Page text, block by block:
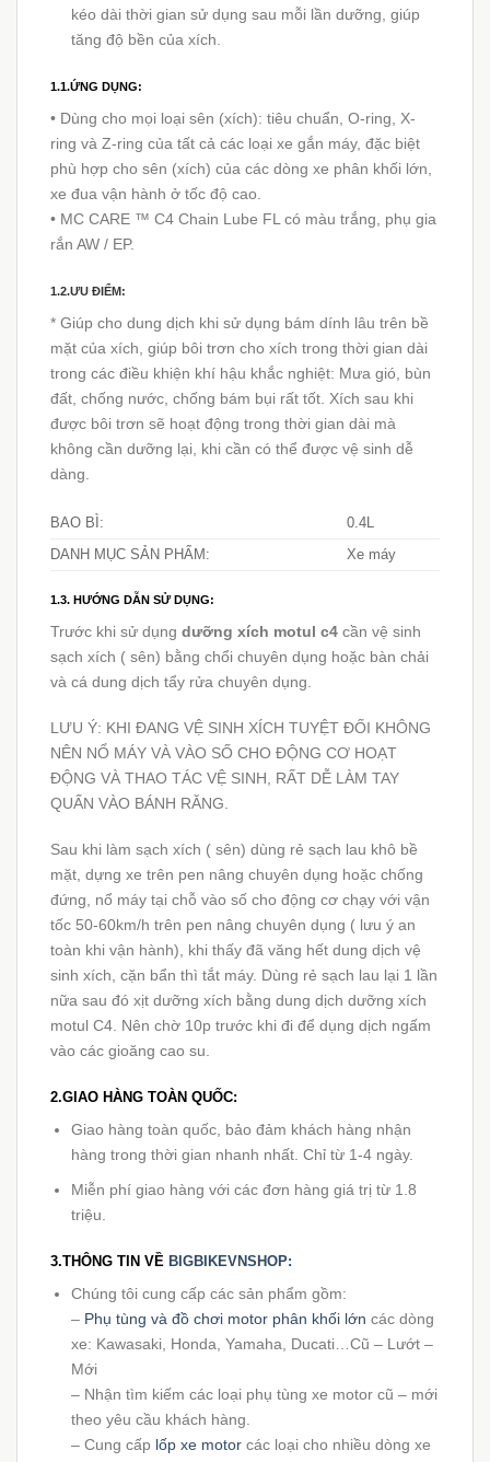
kéo dài thời gian sử dụng sau mỗi lần dưỡng, giúp
tăng độ bền của xích.
1.1.ỨNG DỤNG:
• Dùng cho mọi loại sên (xích): tiêu chuẩn, O-ring, X-
ring và Z-ring của tất cả các loại xe gắn máy, đặc biệt
phù hợp cho sên (xích) của các dòng xe phân khối lớn,
xe đua vận hành ở tốc độ cao.
• MC CARE ™ C4 Chain Lube FL có màu trắng, phụ gia
rắn AW / EP.
1.2.ƯU ĐIỂM:
* Giúp cho dung dịch khi sử dụng bám dính lâu trên bề
mặt của xích, giúp bôi trơn cho xích trong thời gian dài
trong các điều khiện khí hậu khắc nghiệt: Mưa gió, bùn
đất, chống nước, chống bám bụi rất tốt. Xích sau khi
được bôi trơn sẽ hoạt động trong thời gian dài mà
không cần dưỡng lại, khi cần có thể được vệ sinh dễ
dàng.
BAO BÌ:
0.4L
DANH MỤC SẢN PHẨM:
Xe máy
1.3. HƯỚNG DẪN SỬ DỤNG:
Trước khi sử dụng dưỡng xích motul c4 cần vệ sinh
sạch xích ( sên) bằng chổi chuyên dụng hoặc bàn chải
và cá dung dịch tẩy rửa chuyên dụng.
LƯU Ý: KHI ĐANG VỆ SINH XÍCH TUYỆT ĐỐI KHÔNG
NÊN NỔ MÁY VÀ VÀO SỐ CHO ĐỘNG CƠ HOẠT
ĐỘNG VÀ THAO TÁC VỆ SINH, RẤT DỄ LÀM TAY
QUẤN VÀO BÁNH RĂNG.
Sau khi làm sạch xích ( sên) dùng rẻ sạch lau khô bề
mặt, dựng xe trên pen nâng chuyên dụng hoặc chống
đứng, nổ máy tại chỗ vào số cho động cơ chạy với vận
tốc 50-60km/h trên pen nâng chuyên dụng ( lưu ý an
toàn khi vận hành), khi thấy đã văng hết dung dịch vệ
sinh xích, cặn bẩn thì tắt máy. Dùng rẻ sạch lau lại 1 lần
nữa sau đó xịt dưỡng xích bằng dung dịch dưỡng xích
motul C4. Nên chờ 10p trước khi đi để dụng dịch ngấm
vào các gioăng cao su.
2.GIAO HÀNG TOÀN QUỐC:
Giao hàng toàn quốc, bảo đảm khách hàng nhận
hàng trong thời gian nhanh nhất. Chỉ từ 1-4 ngày.
Miễn phí giao hàng với các đơn hàng giá trị từ 1.8
triệu.
3.THÔNG TIN VỀ BIGBIKEVNSHOP:
Chúng tôi cung cấp các sản phẩm gồm:
– Phụ tùng và đồ chơi motor phân khối lớn các dòng
xe: Kawasaki, Honda, Yamaha, Ducati…Cũ – Lướt –
Mới
– Nhận tìm kiếm các loại phụ tùng xe motor cũ – mới
theo yêu cầu khách hàng.
– Cung cấp lốp xe motorcác loại cho nhiều dòng xe